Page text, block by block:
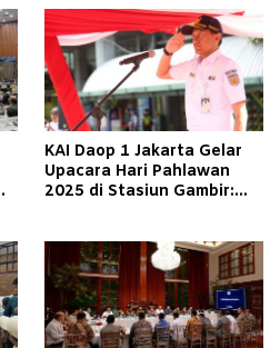
KAI Daop 1 Jakarta Gelar
Upacara Hari Pahlawan
2025 di Stasiun Gambir: